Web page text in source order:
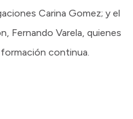
Carina Gomez; y el
Fernando Varela, quienes
continua.